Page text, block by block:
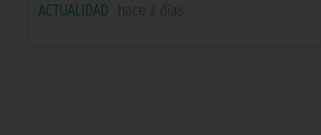
ACTUALIDAD hace 2 días